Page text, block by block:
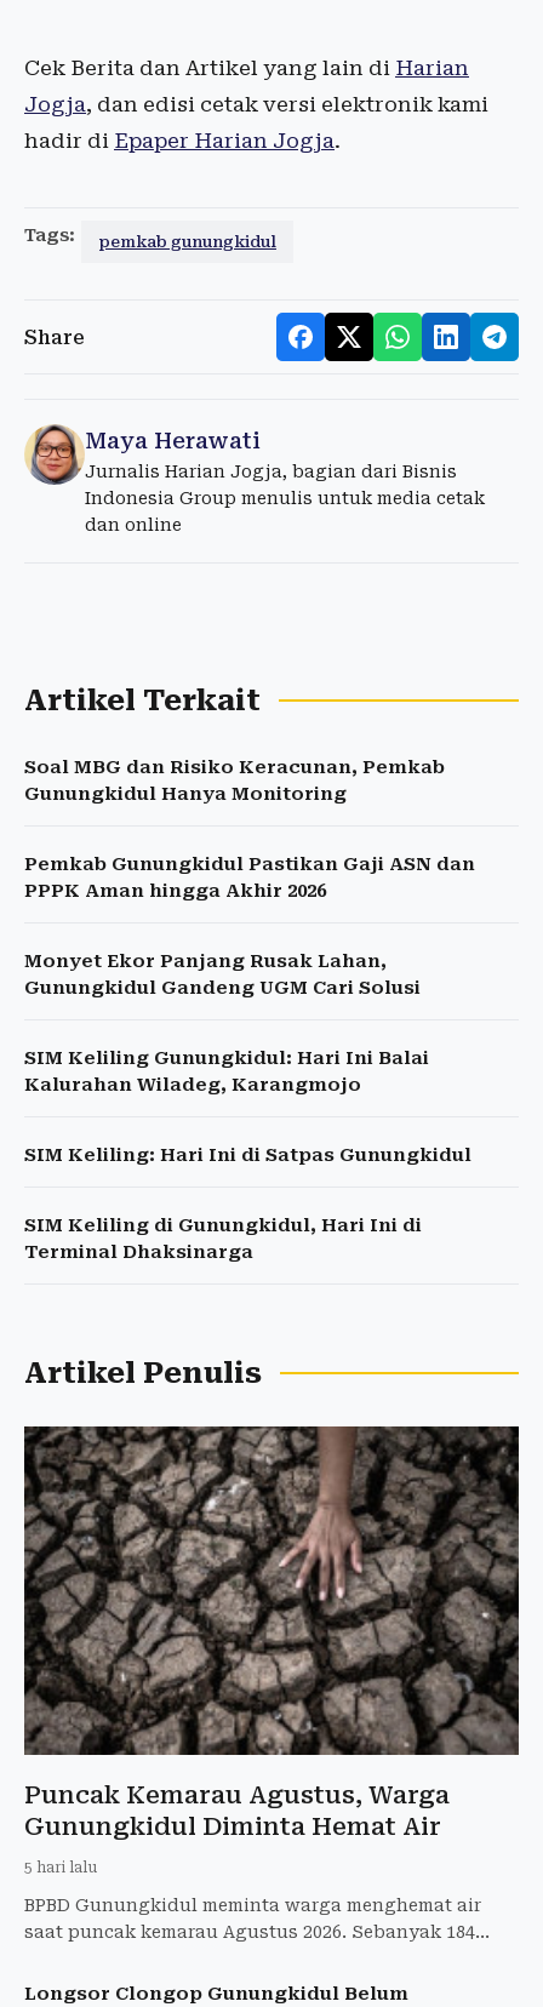
Cek Berita dan Artikel yang lain di Harian
Jogja, dan edisi cetak versi elektronik kami
hadir di Epaper Harian Jogja.
Tags: pemkab gunungkidul
Share
Maya Herawati
Jurnalis Harian Jogja, bagian dari Bisnis
Indonesia Group menulis untuk media cetak
dan online
Artikel Terkait
Soal MBG dan Risiko Keracunan, Pemkab
Gunungkidul Hanya Monitoring
Pemkab Gunungkidul Pastikan Gaji ASN dan
PPPK Aman hingga Akhir 2026
Monyet Ekor Panjang Rusak Lahan,
Gunungkidul Gandeng UGM Cari Solusi
SIM Keliling Gunungkidul: Hari Ini Balai
Kalurahan Wiladeg, Karangmojo
SIM Keliling: Hari Ini di Satpas Gunungkidul
SIM Keliling di Gunungkidul, Hari Ini di
Terminal Dhaksinarga
Artikel Penulis
Puncak Kemarau Agustus, Warga
Gunungkidul Diminta Hemat Air
5 hari lalu
BPBD Gunungkidul meminta warga menghemat air
saat puncak kemarau Agustus 2026. Sebanyak 184
terdampak kekeringan.
Longsor Clongop Gunungkidul Belum